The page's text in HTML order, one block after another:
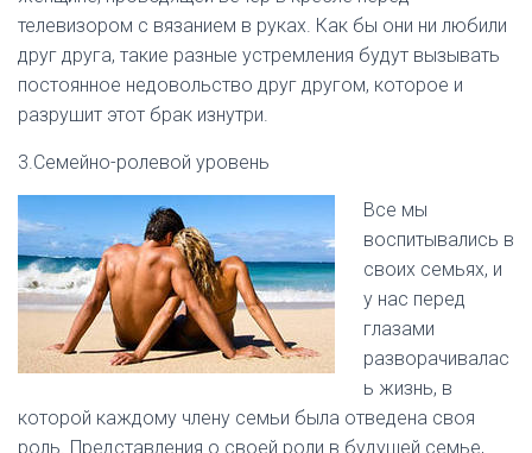
телевизором с вязанием в руках. Как бы они ни любили
друг друга, такие разные устремления будут вызывать
постоянное недовольство друг другом, которое и
разрушит этот брак изнутри.
3.Семейно-ролевой уровень
Все мы
воспитывались в
своих семьях, и
у нас перед
глазами
разворачивалас
ь жизнь, в
которой каждому члену семьи была отведена своя
роль. Представления о своей роли в будущей семье,